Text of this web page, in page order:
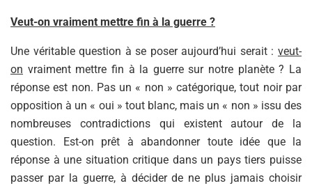
Veut-on vraiment mettre fin à la guerre ?
Une véritable question à se poser aujourd’hui serait : veut-
on vraiment mettre fin à la guerre sur notre planète ? La
réponse est non. Pas un « non » catégorique, tout noir par
opposition à un « oui » tout blanc, mais un « non » issu des
nombreuses contradictions qui existent autour de la
question. Est-on prêt à abandonner toute idée que la
réponse à une situation critique dans un pays tiers puisse
passer par la guerre, à décider de ne plus jamais choisir